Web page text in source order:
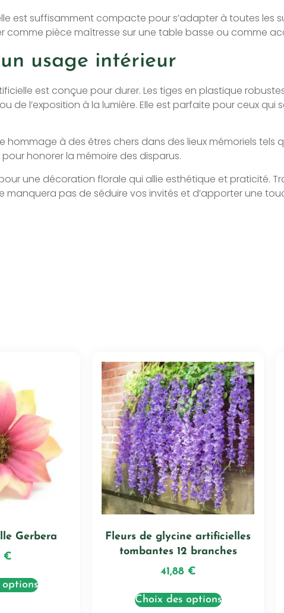
est suffisamment compacte pour s’adapter à toutes les
comme pièce maîtresse sur une table basse ou comme
usage intérieur
est conçue pour durer. Les tiges en plastique
de l’exposition à la lumière. Elle est parfaite pour ceux
à des êtres chers dans des lieux mémoriels tels
honorer la mémoire des disparus.
une décoration florale qui allie esthétique et praticité.
pas de séduire vos invités et d’apporter une
Gerbera
€
options
Fleurs de glycine artificielles
tombantes 12 branches
41,88 €
Choix des options